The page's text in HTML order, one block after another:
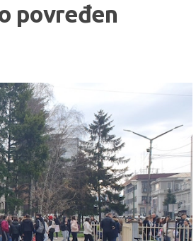
povređen